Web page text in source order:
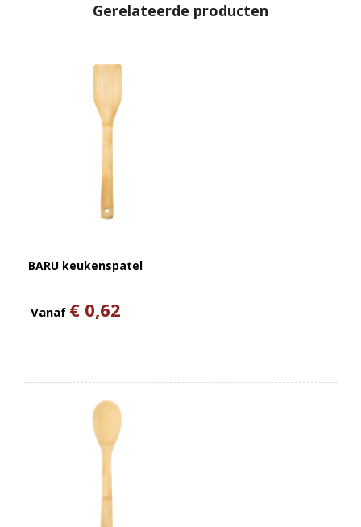
Gerelateerde producten
BARU keukenspatel
Vanaf € 0,62